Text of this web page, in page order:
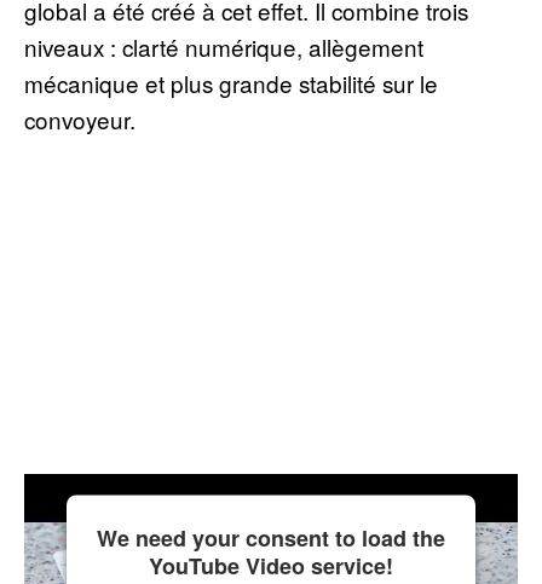
global a été créé à cet effet. Il combine trois
niveaux : clarté numérique, allègement
mécanique et plus grande stabilité sur le
convoyeur.
We need your consent to load the
YouTube Video service!